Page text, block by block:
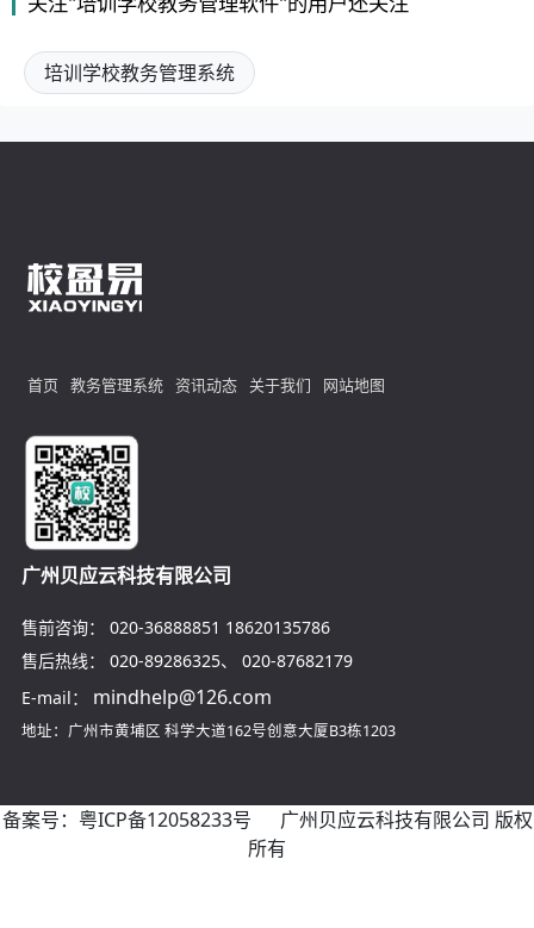
培训学校教务管理系统
首页 教务管理系统 资讯动态 关于我们 网站地图
广州贝应云科技有限公司
售前咨询： 020-36888851 18620135786
售后热线：
020-89286325、 020-87682179
E-mail：
mindhelp@126.com
地址：广州市黄埔区 科学大道162号创意大厦B3栋1203
备案号： 粤ICP备12058233号 广州贝应云科技有限公司 版权
所有